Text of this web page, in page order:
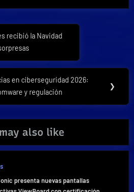
recibió la Navidad
en ciberseguridad 2026:
y regulación
❯
also like
presenta nuevas pantallas